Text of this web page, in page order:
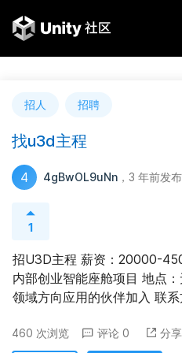
招人 招聘
找u3d主程
4 4gBwOL9uNn ，3 年前发
1
招U3D主程 薪资：20000-
内部创业智能座舱项目 地点
领域方向应用的伙伴加入 联
460 次浏览 评论 0 分享